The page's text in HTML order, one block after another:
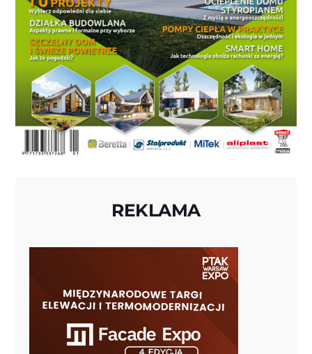
REKLAMA